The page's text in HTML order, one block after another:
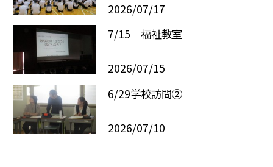
2026/07/17
7/15 福祉教室
2026/07/15
6/29学校訪問②
2026/07/10